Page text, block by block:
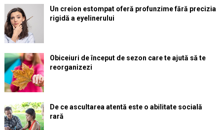
Un creion estompat oferă profunzime fără precizia
rigidă a eyelinerului
Obiceiuri de început de sezon care te ajută să te
reorganizezi
De ce ascultarea atentă este o abilitate socială
rară